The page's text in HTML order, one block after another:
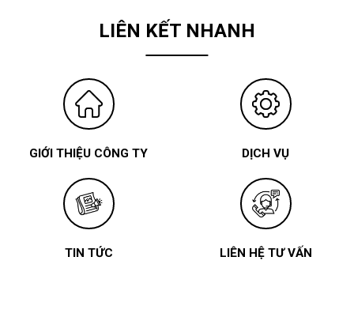
LIÊN KẾT NHANH
GIỚI THIỆU CÔNG TY DỊCH VỤ
TIN TỨC LIÊN HỆ TƯ VẤN